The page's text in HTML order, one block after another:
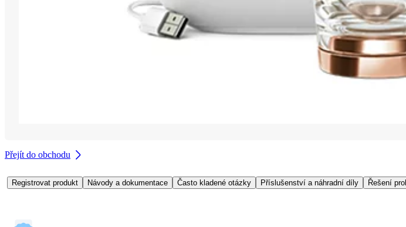
Přejít do obchodu
Registrovat produkt Návody a dokumentace Často kladené otázky Příslušenství a náhradní díly Řešení